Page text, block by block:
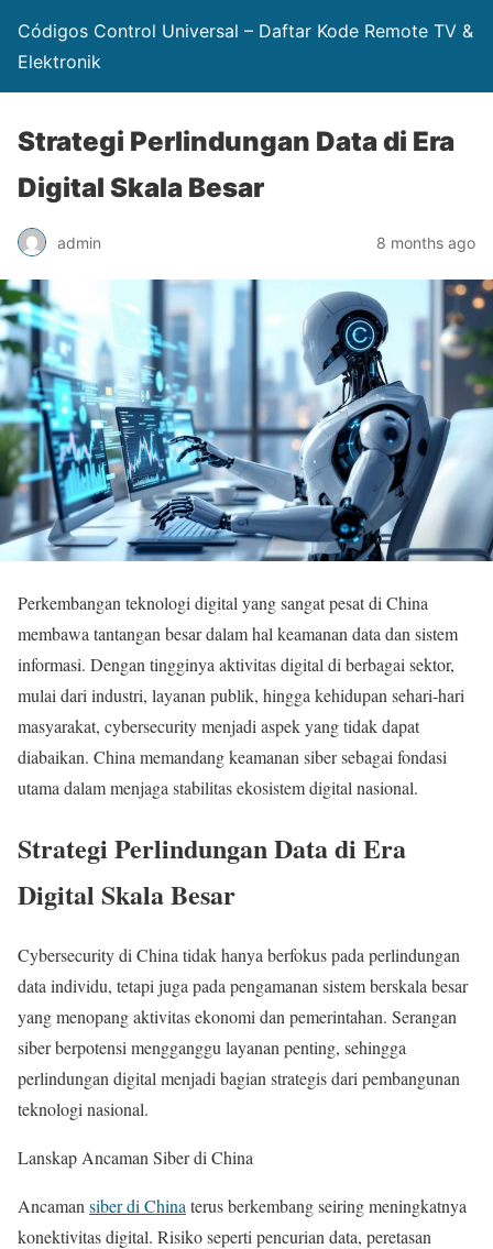
Códigos Control Universal – Daftar Kode Remote TV &
Elektronik
Strategi Perlindungan Data di Era
Digital Skala Besar
admin 8 months ago
Perkembangan teknologi digital yang sangat pesat di China
membawa tantangan besar dalam hal keamanan data dan sistem
informasi. Dengan tingginya aktivitas digital di berbagai sektor,
mulai dari industri, layanan publik, hingga kehidupan sehari-hari
masyarakat, cybersecurity menjadi aspek yang tidak dapat
diabaikan. China memandang keamanan siber sebagai fondasi
utama dalam menjaga stabilitas ekosistem digital nasional.
Strategi Perlindungan Data di Era
Digital Skala Besar
Cybersecurity di China tidak hanya berfokus pada perlindungan
data individu, tetapi juga pada pengamanan sistem berskala besar
yang menopang aktivitas ekonomi dan pemerintahan. Serangan
siber berpotensi mengganggu layanan penting, sehingga
perlindungan digital menjadi bagian strategis dari pembangunan
teknologi nasional.
Lanskap Ancaman Siber di China
Ancaman siber di China terus berkembang seiring meningkatnya
konektivitas digital. Risiko seperti pencurian data, peretasan